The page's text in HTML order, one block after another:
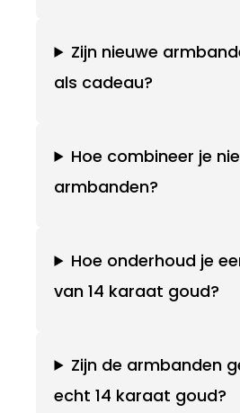
Zijn nieuwe
als cadeau?
Hoe combineer je
armbanden?
Hoe onderhoud je
van 14 karaat goud?
Zijn de armbanden
echt 14 karaat goud?